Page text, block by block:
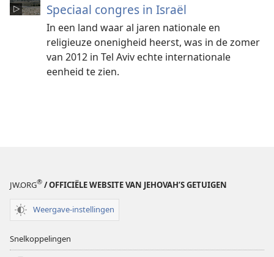
Speciaal congres in Israël
In een land waar al jaren nationale en
religieuze onenigheid heerst, was in de zomer
van 2012 in Tel Aviv echte internationale
eenheid te zien.
JW.ORG® / OFFICIËLE WEBSITE VAN JEHOVAH’S GETUIGEN
Weergave-instellingen
Snelkoppelingen